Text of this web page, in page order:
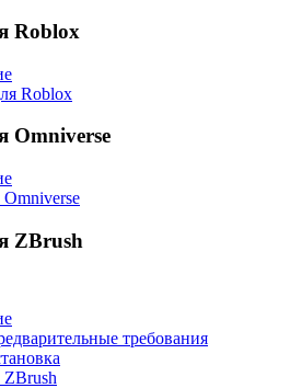
Roblox
Roblox
Omniverse
ZBrush
требования
ZBrush